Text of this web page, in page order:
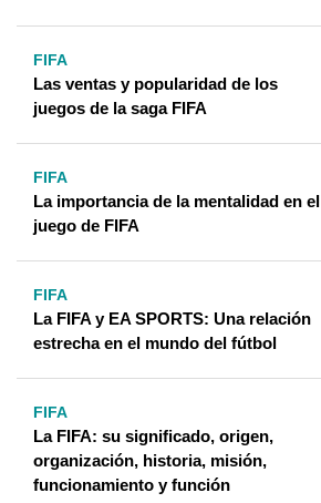
FIFA
Las ventas y popularidad de los
juegos de la saga FIFA
FIFA
La importancia de la mentalidad en el
juego de FIFA
FIFA
La FIFA y EA SPORTS: Una relación
estrecha en el mundo del fútbol
FIFA
La FIFA: su significado, origen,
organización, historia, misión,
funcionamiento y función